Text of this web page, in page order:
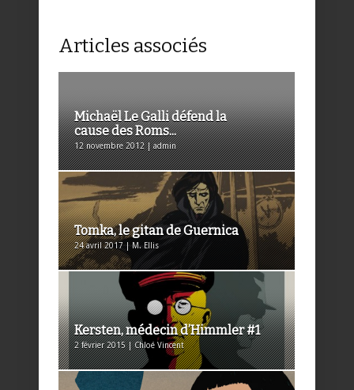
Articles associés
Michaël Le Galli défend la
cause des Roms...
12 novembre 2012 | admin
Tomka, le gitan de Guernica
24 avril 2017 | M. Ellis
Kersten, médecin d’Himmler #1
2 février 2015 | Chloé Vincent